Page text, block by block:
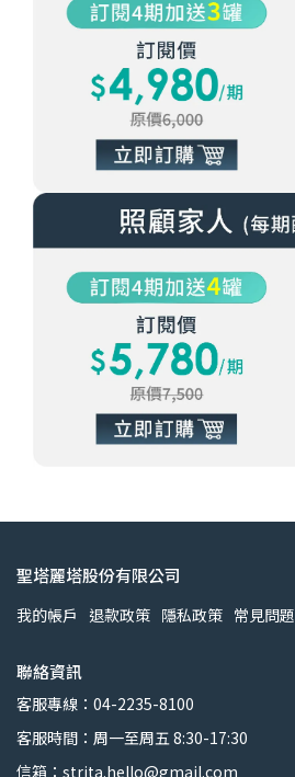
聖塔麗塔股份有限公司
我的帳戶 退款政策 隱私政策 常見問題
聯絡資訊
客服專線：04-2235-8100
客服時間：周一至周五 8:30-17:30
信箱：strita.hello@gmail.com